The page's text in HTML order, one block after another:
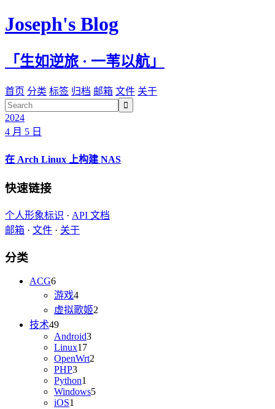
Joseph's Blog
「生如逆旅 · 一苇以航」
首页 分类 标签 归档 邮箱 文件 关于

2024
4 月 5 日
在 Arch Linux 上构建 NAS
快速链接
个人形象标识 · API 文档
邮箱 · 文件 · 关于
分类
ACG6
游戏4
虚拟歌姬2
技术49
Android3
Linux17
OpenWrt2
PHP3
Python1
Windows5
iOS1